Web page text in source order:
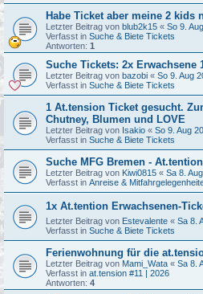
Habe Ticket aber meine 2 kids
Letzter Beitrag von blub2k15 « So 9.
Verfasst in Suche & Biete Tickets
Antworten: 1
Suche Tickets: 2x Erwachsene
Letzter Beitrag von bazobi « So 9. Aug
Verfasst in Suche & Biete Tickets
1 At.tension Ticket gesucht.
Chutney, Blumen und LOVE
Letzter Beitrag von Isakio « So 9. Aug
Verfasst in Suche & Biete Tickets
Suche MFG Bremen -
Letzter Beitrag von Kiwi0815 « Sa 8.
Verfasst in Anreise &
1x At.tention Erwachsenen-
Letzter Beitrag von Estevalente « Sa 8.
Verfasst in Suche & Biete Tickets
Ferienwohnung für die
Letzter Beitrag von Mami_Wata « Sa 8.
Verfasst in at.tension #11 | 2026
Antworten: 4